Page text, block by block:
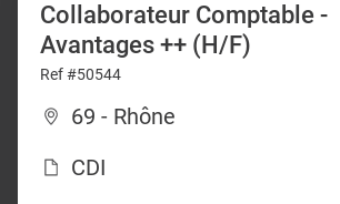
Collaborateur Comptable -
Avantages ++ (H/F)
Ref #50544
69 - Rhône
CDI